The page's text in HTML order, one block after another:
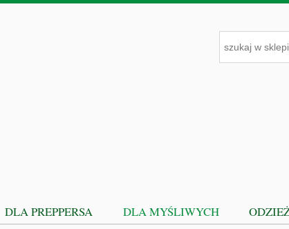
DLA PREPPERSA DLA MYŚLIWYCH